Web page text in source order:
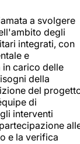
a svolgere
degli
integrati, con
e
in carico delle
della
del
di
interventi
e la verifica